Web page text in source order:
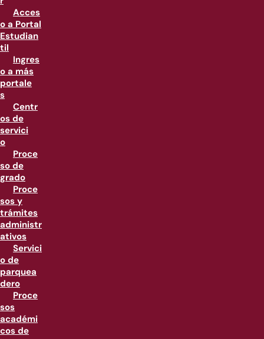
Acces
o a Portal
Estudian
til
Ingres
o a más
portale
s
Centr
os de
servici
o
Proce
so de
grado
Proce
sos y
trámites
administr
ativos
Servici
o de
parquea
dero
Proce
sos
académi
cos de